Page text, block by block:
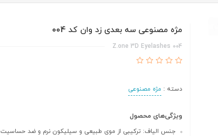
مژه مصنوعی سه بعدی زد وان کد 004
Z.one 3D Eyelashes 004
دسته : مژه مصنوعی
ویژگی‌های محصول
جنس الیاف: ترکیبی از موی طبیعی و سیلیکون نرم و ضد حساسیت